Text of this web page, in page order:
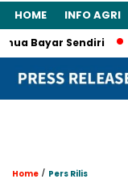
HOME INFO AGRI
Bayar Sendiri
Home / Pers Rilis